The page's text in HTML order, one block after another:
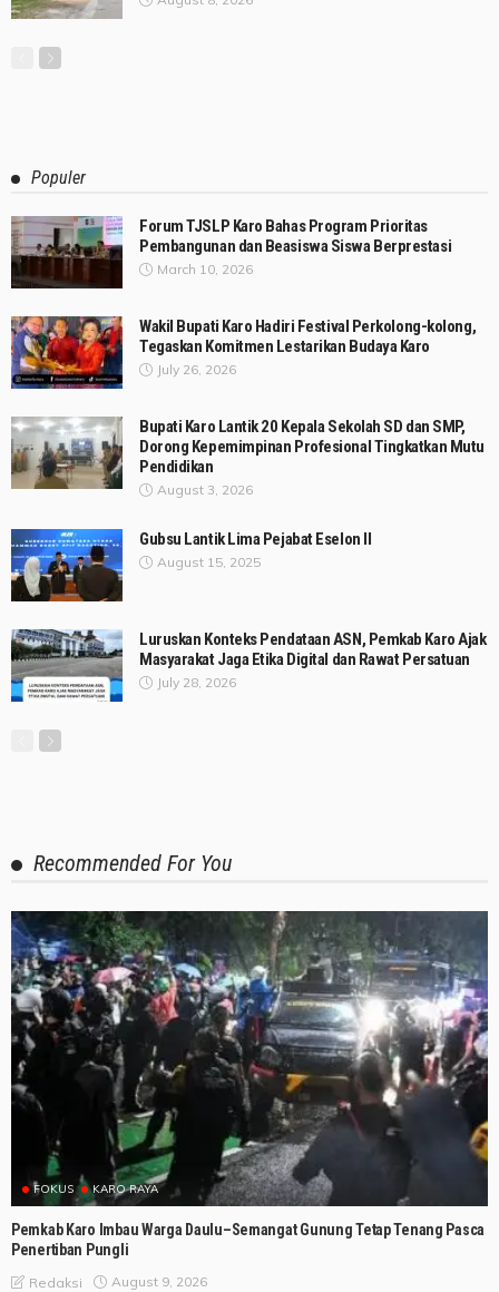
Populer
Forum TJSLP Karo Bahas Program Prioritas
Pembangunan dan Beasiswa Siswa Berprestasi
March 10, 2026
Wakil Bupati Karo Hadiri Festival Perkolong-kolong,
Tegaskan Komitmen Lestarikan Budaya Karo
July 26, 2026
Bupati Karo Lantik 20 Kepala Sekolah SD dan SMP,
Dorong Kepemimpinan Profesional Tingkatkan Mutu
Pendidikan
August 3, 2026
Gubsu Lantik Lima Pejabat Eselon II
August 15, 2025
Luruskan Konteks Pendataan ASN, Pemkab Karo Ajak
Masyarakat Jaga Etika Digital dan Rawat Persatuan
July 28, 2026
Recommended For You
FOKUS KARO RAYA
Pemkab Karo Imbau Warga Daulu–Semangat Gunung Tetap Tenang Pasca
Penertiban Pungli
Redaksi August 9, 2026